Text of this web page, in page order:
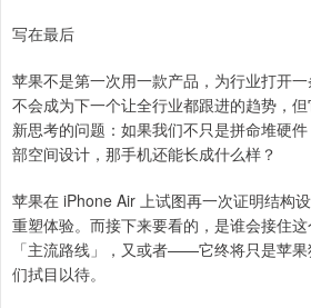
写在最后
苹果不是第一次用一款产品，为行业打开
不会成为下一个让全行业都跟进的趋势，
新思考的问题：如果我们不只是拼命堆硬
部空间设计，那手机还能长成什么样？
苹果在 iPhone Air 上试图再一次证明结构
重塑体验。而接下来要看的，是谁会接住
「主流路线」，又或者——它终将只是苹
们拭目以待。